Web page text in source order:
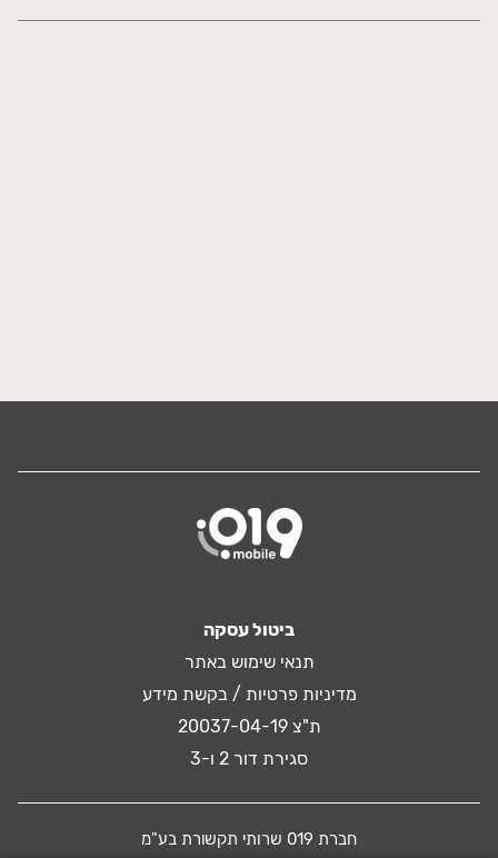
ביטול עסקה
תנאי שימוש באתר
מדיניות פרטיות / בקשת מידע
ת"צ 20037-04-19
סגירת דור 2 ו-3
חברת 019 שרותי תקשורת בע"מ